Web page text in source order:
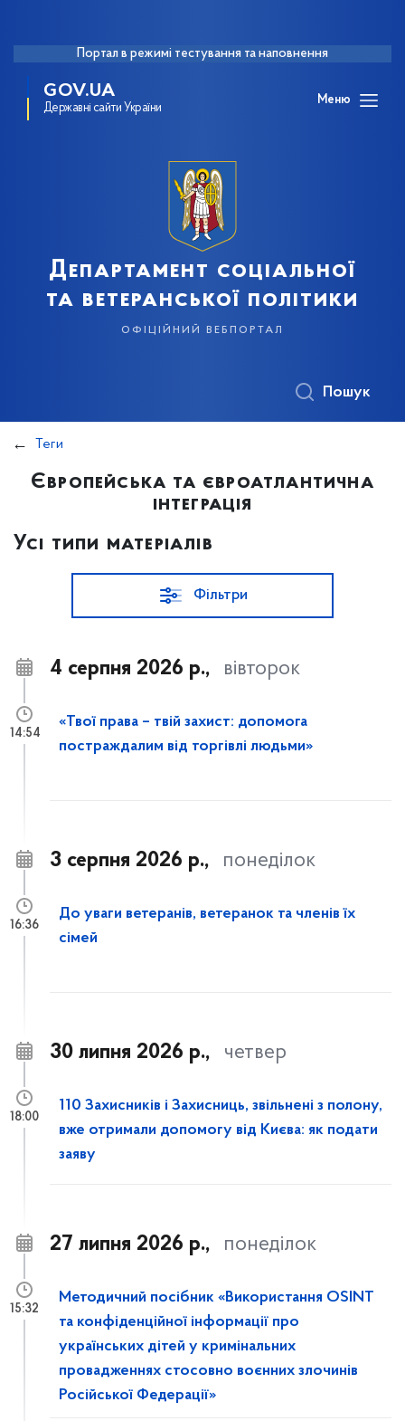
Портал в режимі тестування та наповнення
GOV.UA
Державні сайти України
Меню
Департамент соціальної
та ветеранської політики
офіційний вебпортал
Пошук
Теги
Європейська та євроатлантична
інтеграція
Усі типи матеріалів
Фільтри
4 серпня 2026 р., вівторок
«Твої права – твій захист: допомога
постраждалим від торгівлі людьми»
14:54
3 серпня 2026 р., понеділок
До уваги ветеранів, ветеранок та членів їх
сімей
16:36
30 липня 2026 р., четвер
110 Захисників і Захисниць, звільнені з полону,
вже отримали допомогу від Києва: як подати
заяву
18:00
27 липня 2026 р., понеділок
Методичний посібник «Використання OSINT
та конфіденційної інформації про
українських дітей у кримінальних
провадженнях стосовно воєнних злочинів
Російської Федерації»
15:32